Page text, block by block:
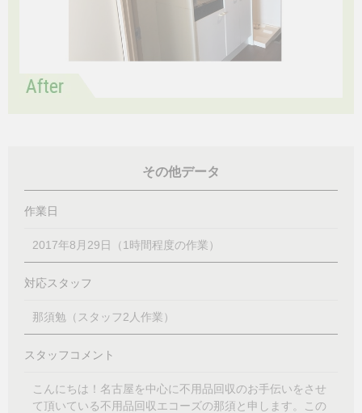
その他データ
作業日
2017年8月29日（1時間程度の作業）
対応スタッフ
那須勉（スタッフ2人作業）
スタッフコメント
こんにちは！名古屋を中心に不用品回収のお手伝いをさせ
て頂いている不用品回収エコーズの那須と申します。この